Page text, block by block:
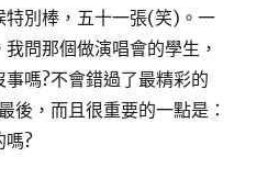
特別棒，五十一張(笑)。一
問那個做演唱會的學生，
嗎?不會錯過了最精彩的
後，而且很重要的一點是：
嗎?